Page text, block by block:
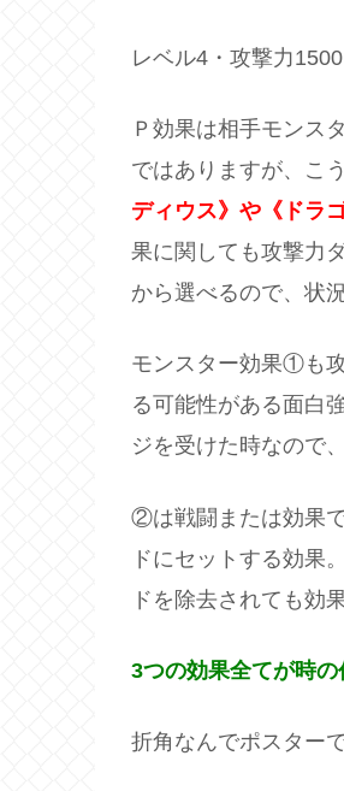
レベル4・攻撃力
Ｐ効果は相手モンス
ではありますが、こ
ディウス》や《ドラ
果に関しても攻撃力
から選べるので、状
モンスター効果①も
る可能性がある面白
ジを受けた時なので
②は戦闘または効果
ドにセットする効果
ドを除去されても効
3つの効果全てが時
折角なんでポスター